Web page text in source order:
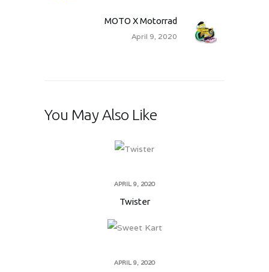
MOTO X Motorrad
April 9, 2020
You May Also Like
APRIL 9, 2020
Twister
APRIL 9, 2020